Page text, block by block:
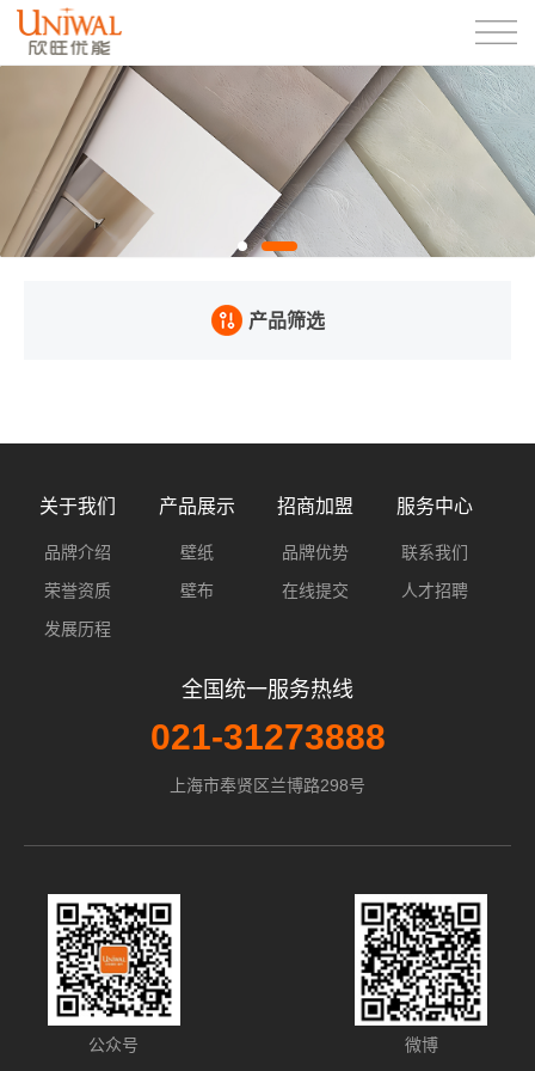
产品筛选
关于我们
品牌介绍
荣誉资质
发展历程
产品展示
壁纸
壁布
招商加盟
品牌优势
在线提交
服务中心
联系我们
人才招聘
全国统一服务热线
021-31273888
上海市奉贤区兰博路298号
公众号 微博